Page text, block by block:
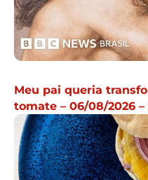
Meu pai queria
tomate – 06/08/2026